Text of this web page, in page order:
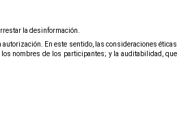
la desinformación.
En este sentido, las consideraciones éticas
nombres de los participantes; y la auditabilidad, que